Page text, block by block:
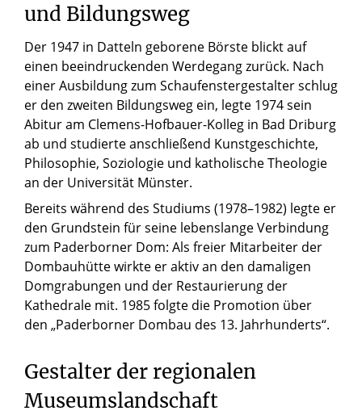
und Bildungsweg
Der 1947 in Datteln geborene Börste blickt auf
einen beeindruckenden Werdegang zurück. Nach
einer Ausbildung zum Schaufenstergestalter schlug
er den zweiten Bildungsweg ein, legte 1974 sein
Abitur am Clemens-Hofbauer-Kolleg in Bad Driburg
ab und studierte anschließend Kunstgeschichte,
Philosophie, Soziologie und katholische Theologie
an der Universität Münster.
Bereits während des Studiums (1978–1982) legte er
den Grundstein für seine lebenslange Verbindung
zum Paderborner Dom: Als freier Mitarbeiter der
Dombauhütte wirkte er aktiv an den damaligen
Domgrabungen und der Restaurierung der
Kathedrale mit. 1985 folgte die Promotion über
den „Paderborner Dombau des 13. Jahrhunderts“.
Gestalter der regionalen
Museumslandschaft